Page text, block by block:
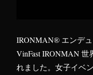
IRONMAN® エンデ
VinFast IRONMAN
れました。女子イベ